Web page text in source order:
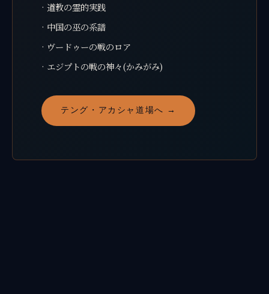
· 道教の霊的実践
· 中国の巫の系譜
· ヴードゥーの戦のロア
· エジプトの戦の神々(かみがみ)
テング・アカシャ道場へ →